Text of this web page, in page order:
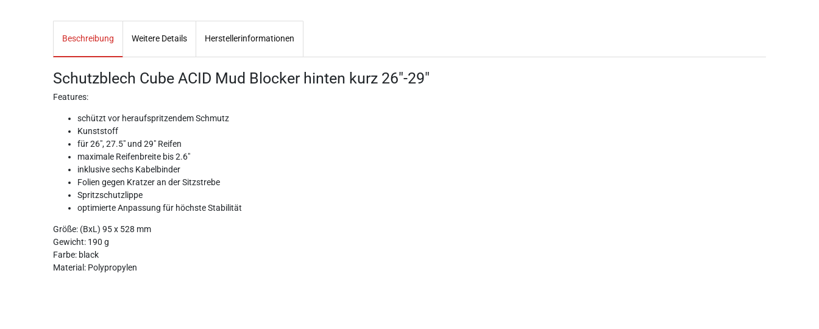
Beschreibung Weitere Details Herstellerinformationen
Schutzblech Cube ACID Mud Blocker hinten kurz 26"-29"
Features:
schützt vor heraufspritzendem Schmutz
Kunststoff
für 26", 27.5" und 29" Reifen
maximale Reifenbreite bis 2.6"
inklusive sechs Kabelbinder
Folien gegen Kratzer an der Sitzstrebe
Spritzschutzlippe
optimierte Anpassung für höchste Stabilität
Größe: (BxL) 95 x 528 mm
Gewicht: 190 g
Farbe: black
Material: Polypropylen